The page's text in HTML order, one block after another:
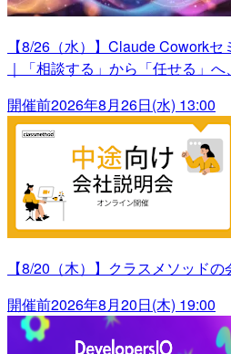
【8/26（水）】Claude Cowork
｜「相談する」から「任せる」
開催前2026年8月26日(水) 13:00
【8/20（木）】クラスメソッド
開催前2026年8月20日(木) 19:00